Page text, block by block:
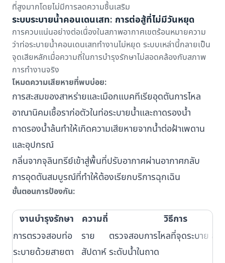
ที่สูงมากโดยไม่มีการลดความชื้นเสริม
ระบบระบายน้ำคอนเดนเสท: การต่อสู้ที่ไม่มีวันหยุด
การควบแน่นอย่างต่อเนื่องในสภาพอากาศเขตร้อนหมายความ
ว่าท่อระบายน้ำคอนเดนเสททำงานไม่หยุด ระบบเหล่านี้กลายเป็น
จุดเสียหลักเมื่อความถี่ในการบำรุงรักษาไม่สอดคล้องกับสภาพ
การทำงานจริง
โหมดความเสียหายที่พบบ่อย:
การสะสมของสาหร่ายและเมือกแบคทีเรียอุดตันการไหล
อาณานิคมเชื้อราก่อตัวในท่อระบายน้ำและถาดรองน้ำ
ถาดรองน้ำล้นทำให้เกิดความเสียหายจากน้ำต่อฝ้าเพดาน
และอุปกรณ์
กลิ่นจากจุลินทรีย์เข้าสู่พื้นที่ปรับอากาศผ่านอากาศกลับ
การอุดตันสมบูรณ์ที่ทำให้ต้องเรียกบริการฉุกเฉิน
ขั้นตอนการป้องกัน:
งานบำรุงรักษา ความถี่
วิธีการ
การตรวจสอบท่อ
ระบายด้วยสายตา
ราย
สัปดาห์
ตรวจสอบการไหลที่จุดระบาย สัง
ระดับน้ำในถาด